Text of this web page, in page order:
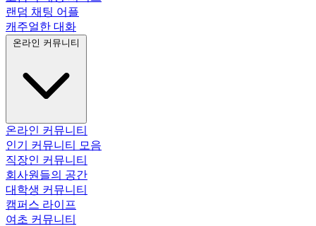
랜덤 채팅 어플
캐주얼한 대화
온라인 커뮤니티
온라인 커뮤니티
인기 커뮤니티 모음
직장인 커뮤니티
회사원들의 공간
대학생 커뮤니티
캠퍼스 라이프
여초 커뮤니티